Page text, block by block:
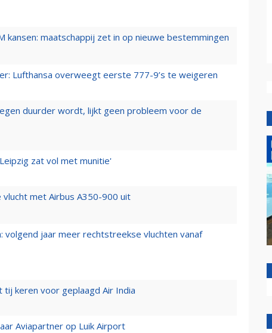
kansen: maatschappij zet in op nieuwe bestemmingen
Lufthansa overweegt eerste 777-9’s te weigeren
duurder wordt, lijkt geen probleem voor de
zat vol met munitie'
met Airbus A350-900 uit
volgend jaar meer rechtstreekse vluchten vanaf
keren voor geplaagd Air India
Aviapartner op Luik Airport